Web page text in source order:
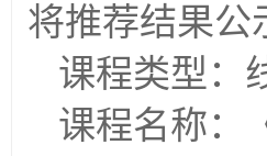
将推荐结果公
课程类型：
课程名称：